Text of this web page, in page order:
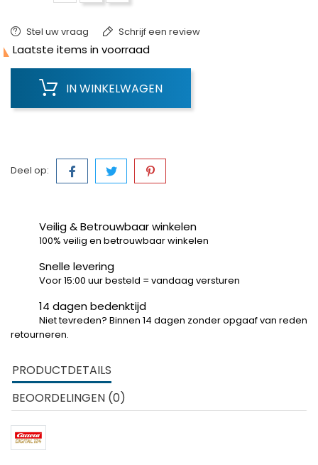
Stel uw vraag Schrijf een review
Laatste items in voorraad
IN WINKELWAGEN
Deel op:
Veilig & Betrouwbaar winkelen
100% veilig en betrouwbaar winkelen
Snelle levering
Voor 15:00 uur besteld = vandaag versturen
14 dagen bedenktijd
Niet tevreden? Binnen 14 dagen zonder opgaaf van reden
retourneren.
PRODUCTDETAILS
BEOORDELINGEN (0)